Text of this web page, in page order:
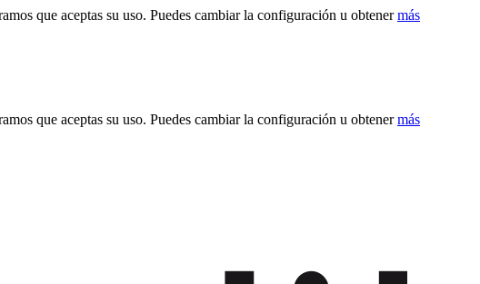
que aceptas su uso. Puedes cambiar la configuración u obtenermás
que aceptas su uso. Puedes cambiar la configuración u obtenermás